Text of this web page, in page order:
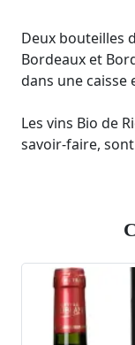
Deux bouteilles
Bordeaux et
dans une
Les vins Bio de
savoir-faire,